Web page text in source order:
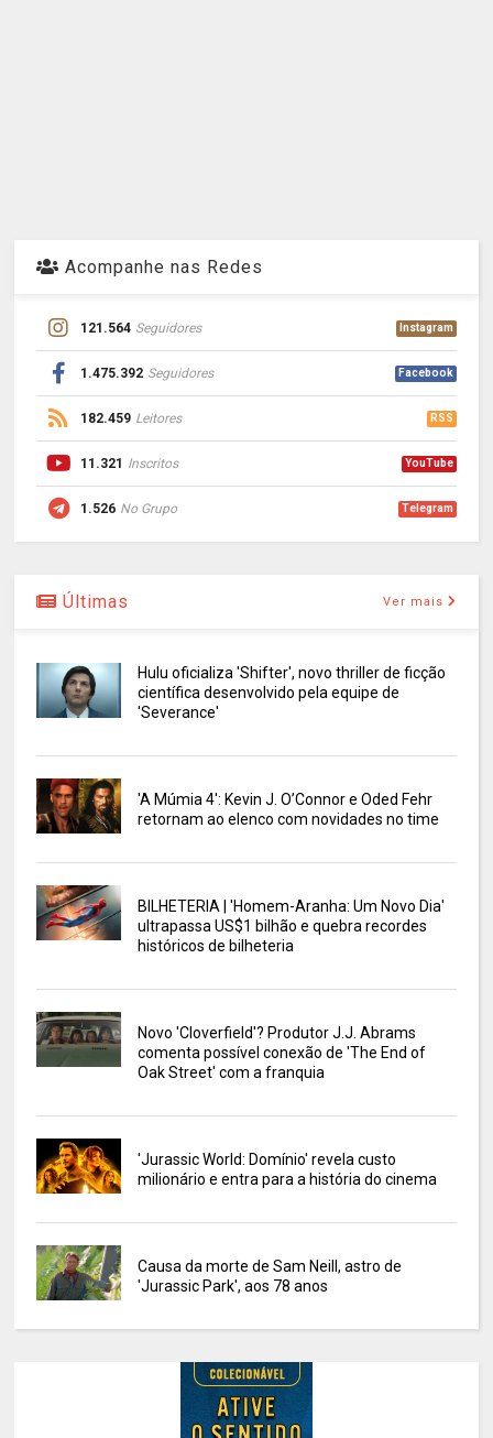
Acompanhe nas Redes
121.564 Seguidores Instagram
1.475.392 Seguidores Facebook
182.459 Leitores RSS
11.321 Inscritos YouTube
1.526 No Grupo Telegram
Últimas Ver mais
Hulu oficializa 'Shifter', novo thriller de ficção
científica desenvolvido pela equipe de
'Severance'
'A Múmia 4': Kevin J. O’Connor e Oded Fehr
retornam ao elenco com novidades no time
BILHETERIA | 'Homem-Aranha: Um Novo Dia'
ultrapassa US$1 bilhão e quebra recordes
históricos de bilheteria
Novo 'Cloverfield'? Produtor J.J. Abrams
comenta possível conexão de 'The End of
Oak Street' com a franquia
'Jurassic World: Domínio' revela custo
milionário e entra para a história do cinema
Causa da morte de Sam Neill, astro de
'Jurassic Park', aos 78 anos